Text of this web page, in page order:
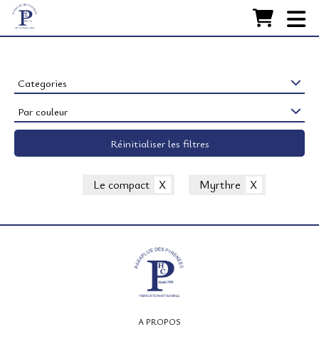
Categories
Par couleur
Réinitialiser les filtres
Le compact Myrthre
A PROPOS
ACCESSOIRES